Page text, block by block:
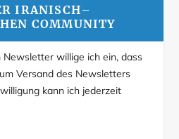
IRANISCH–
COMMUNITY
willige ich ein, dass
Versand des Newsletters
kann ich jederzeit